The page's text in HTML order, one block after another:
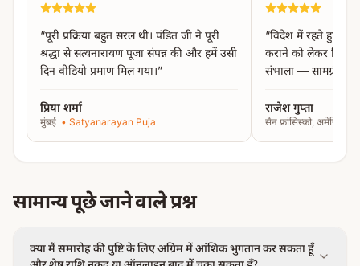
सभी आवश्यक विवाह पूजा सामग्री आचार्य द्वारा लाई जाएगी।
यजमान कोमंगलसूत्र, बिछिया, वस्त्र, चौकी/पाटा, मिठाई, फूलों की
माला, फल आदिकी व्यवस्था पहले से करनी होगी।
“पूरी प्रक्रिया बहुत सरल थी। पंडित जी ने पूरी
श्रद्धा से सत्यनारायण पूजा संपन्न की और हमें उसी
दिन वीडियो प्रमाण मिल गया।”
प्रिया शर्मा
मुंबई • Satyanarayan Puja
“विदेश में रहते हुए
कराने को लेकर
संभाला — सामग्री से
राजेश गुप्ता
सैन फ्रांसिस्को, अमेरिका
सामान्य पूछे जाने वाले प्रश्न
क्या मैं समारोह की पुष्टि के लिए अग्रिम में आंशिक भुगतान कर सकता हूँ